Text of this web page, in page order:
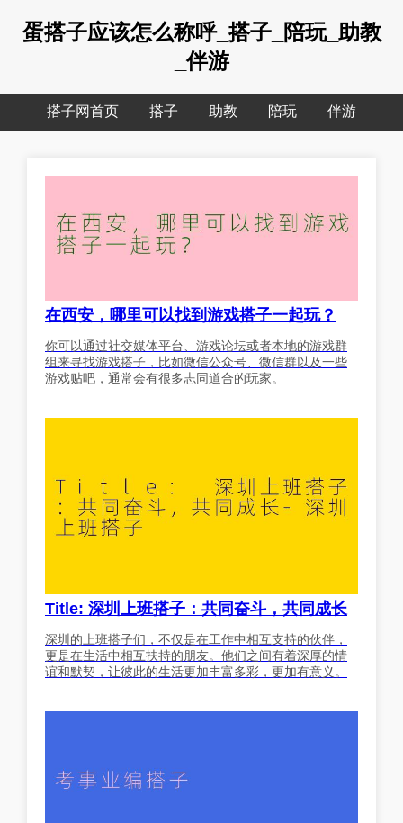
蛋搭子应该怎么称呼_搭子_陪玩_助教
_伴游
搭子网首页 搭子 助教 陪玩 伴游
在西安，哪里可以找到游戏搭子一起玩？
你可以通过社交媒体平台、游戏论坛或者本地的游戏群
组来寻找游戏搭子，比如微信公众号、微信群以及一些
游戏贴吧，通常会有很多志同道合的玩家。
Title: 深圳上班搭子：共同奋斗，共同成长
深圳的上班搭子们，不仅是在工作中相互支持的伙伴，
更是在生活中相互扶持的朋友。他们之间有着深厚的情
谊和默契，让彼此的生活更加丰富多彩，更加有意义。